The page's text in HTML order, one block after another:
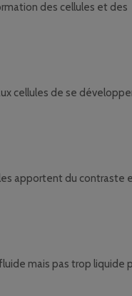
des cellules et des
cellules de se
apportent du contraste
mais pas trop liquide